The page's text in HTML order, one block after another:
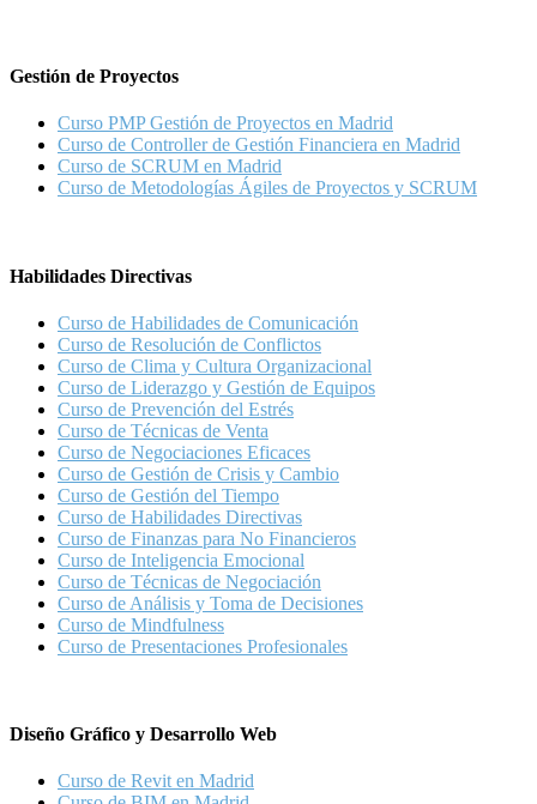
Gestión de Proyectos
Curso PMP Gestión de Proyectos en Madrid
Curso de Controller de Gestión Financiera en Madrid
Curso de SCRUM en Madrid
Curso de Metodologías Ágiles de Proyectos y SCRUM
Habilidades Directivas
Curso de Habilidades de Comunicación
Curso de Resolución de Conflictos
Curso de Clima y Cultura Organizacional
Curso de Liderazgo y Gestión de Equipos
Curso de Prevención del Estrés
Curso de Técnicas de Venta
Curso de Negociaciones Eficaces
Curso de Gestión de Crisis y Cambio
Curso de Gestión del Tiempo
Curso de Habilidades Directivas
Curso de Finanzas para No Financieros
Curso de Inteligencia Emocional
Curso de Técnicas de Negociación
Curso de Análisis y Toma de Decisiones
Curso de Mindfulness
Curso de Presentaciones Profesionales
Diseño Gráfico y Desarrollo Web
Curso de Revit en Madrid